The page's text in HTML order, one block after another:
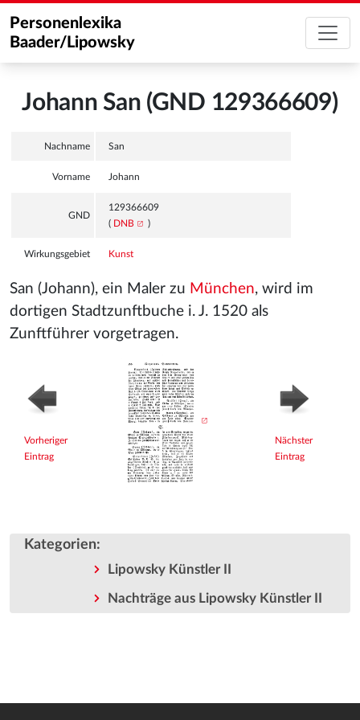
Personenlexika
Baader/Lipowsky
Johann San (GND 129366609)
Nachname San
Vorname Johann
GND
129366609
( DNB )
Wirkungsgebiet Kunst
San (Johann), ein Maler zu München, wird im
dortigen Stadtzunftbuche i. J. 1520 als
Zunftführer vorgetragen.
Vorheriger
Eintrag
Nächster
Eintrag
Kategorien:
Lipowsky Künstler II
Nachträge aus Lipowsky Künstler II